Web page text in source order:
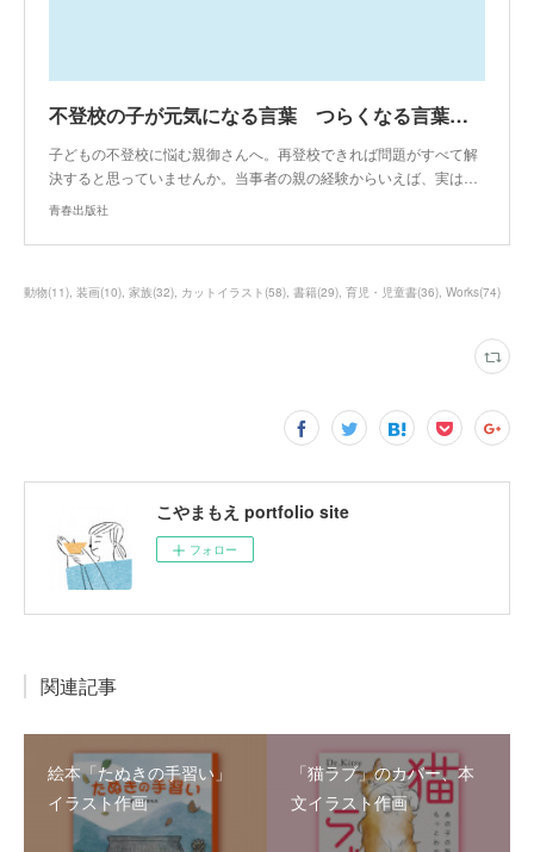
不登校の子が元気になる言葉 つらくなる言葉｜青春出版社
子どもの不登校に悩む親御さんへ。再登校できれば問題がすべて解
決すると思っていませんか。当事者の親の経験からいえば、実は…
青春出版社
動物(11) 装画(10) 家族(32) カットイラスト (58) 書籍(29) 育児・児童書(36) Works(74)
こやまもえ portfolio site
フォロー
関連記事
絵本「たぬきの手習い」
イラスト作画
「猫ラブ」のカバー、本
文イラスト作画